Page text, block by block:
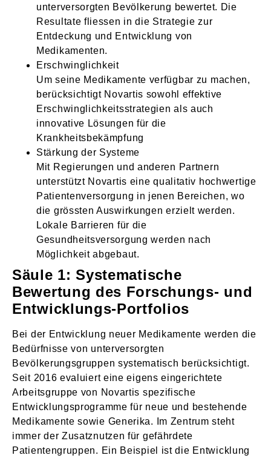
unterversorgten Bevölkerung bewertet. Die
Resultate fliessen in die Strategie zur
Entdeckung und Entwicklung von
Medikamenten.
Erschwinglichkeit
Um seine Medikamente verfügbar zu machen,
berücksichtigt Novartis sowohl effektive
Erschwinglichkeitsstrategien als auch
innovative Lösungen für die
Krankheitsbekämpfung
Stärkung der Systeme
Mit Regierungen und anderen Partnern
unterstützt Novartis eine qualitativ hochwertige
Patientenversorgung in jenen Bereichen, wo
die grössten Auswirkungen erzielt werden.
Lokale Barrieren für die
Gesundheitsversorgung werden nach
Möglichkeit abgebaut.
Säule 1: Systematische
Bewertung des Forschungs- und
Entwicklungs-Portfolios
Bei der Entwicklung neuer Medikamente werden die
Bedürfnisse von unterversorgten
Bevölkerungsgruppen systematisch berücksichtigt.
Seit 2016 evaluiert eine eigens eingerichtete
Arbeitsgruppe von Novartis spezifische
Entwicklungsprogramme für neue und bestehende
Medikamente sowie Generika. Im Zentrum steht
immer der Zusatznutzen für gefährdete
Patientengruppen. Ein Beispiel ist die Entwicklung